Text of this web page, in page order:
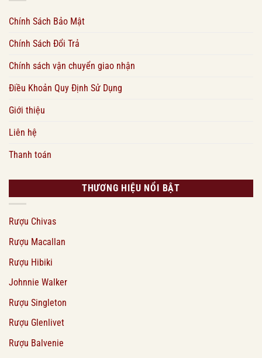
Chính Sách Bảo Mật
Chính Sách Đổi Trả
Chính sách vận chuyển giao nhận
Điều Khoản Quy Định Sử Dụng
Giới thiệu
Liên hệ
Thanh toán
THƯƠNG HIỆU NỔI BẬT
Rượu Chivas
Rượu Macallan
Rượu Hibiki
Johnnie Walker
Rượu Singleton
Rượu Glenlivet
Rượu Balvenie